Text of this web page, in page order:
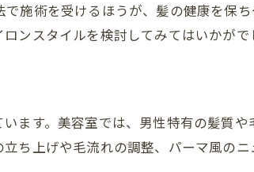
ト素材選びと髪への優しさ
するダメージ対策の実践例
施術を受けるほうが、髪の健康を保
ンスタイルを検討してみてはいかがで
ます。美容室では、男性特有の髪質
ち上げや毛流れの調整、パーマ風の
い合わせはこちら
い合わせはこちら